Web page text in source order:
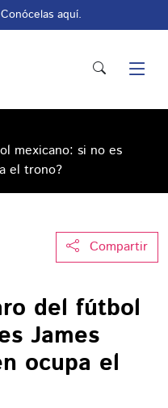
Conócelas aquí.
mexicano: si no es
el trono?
Compartir
del fútbol
James
ocupa el